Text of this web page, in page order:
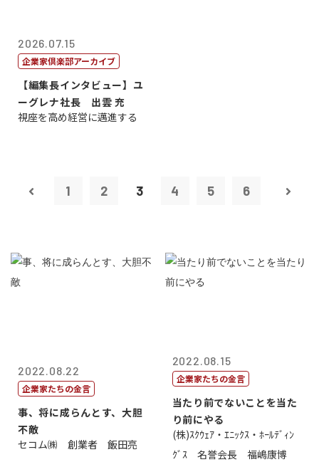
2026.07.15
企業家倶楽部アーカイブ
【編集長インタビュー】ユ
ーグレナ社長 出雲 充
視座を高め経営に邁進する
1 2 3 4 5 6
2022.08.22
企業家たちの金言
事、将に成らんとす、大胆
不敵
セコム㈱ 創業者 飯田亮
2022.08.15
企業家たちの金言
当たり前でないことを当た
り前にやる
(株)ｽｸｳｪｱ・ｴﾆｯｸｽ・ﾎｰﾙﾃﾞｨﾝ
ｸﾞｽ 名誉会長 福嶋康博